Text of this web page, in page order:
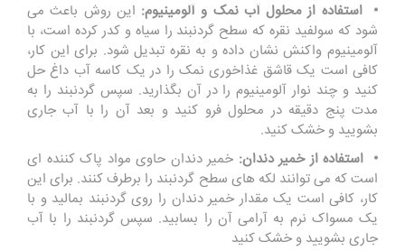
• استفاده از محلول آب نمک و آلومینیوم: این روش باعث می
شود که سولفید نقره که سطح گردنبند را سیاه و کدر کرده است، با
آلومینیوم واکنش نشان داده و به نقره تبدیل شود. برای این کار،
کافی است یک قاشق غذاخوری نمک را در یک کاسه آب داغ حل
کنید و چند نوار آلومینیوم را در آن بگذارید. سپس گردنبند را به
مدت پنج دقیقه در محلول فرو کنید و بعد آن را با آب جاری
بشویید و خشک کنید.
• استفاده از خمیر دندان: خمیر دندان حاوی مواد پاک کننده ای
است که می توانند لکه های سطح گردنبند را برطرف کنند. برای این
کار، کافی است یک مقدار خمیر دندان را روی گردنبند بمالید و با
یک مسواک نرم به آرامی آن را بسابید. سپس گردنبند را با آب
جاری بشویید و خشک کنید